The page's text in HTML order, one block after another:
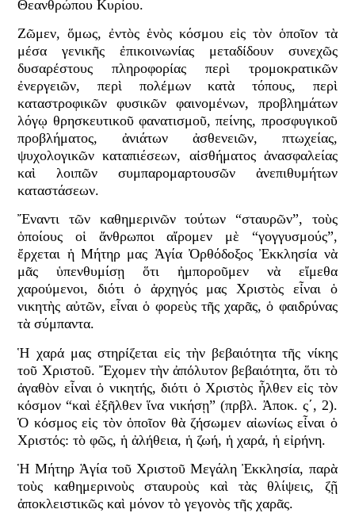
Θεανθρώπου Κυρίου.
Ζῶμεν, ὅμως, ἐντὸς ἑνὸς κόσμου εἰς τὸν ὁποῖον τὰ
μέσα γενικῆς ἐπικοινωνίας μεταδίδουν συνεχῶς
δυσαρέστους πληροφορίας περὶ τρομοκρατικῶν
ἐνεργειῶν, περὶ πολέμων κατὰ τόπους, περὶ
καταστροφικῶν φυσικῶν φαινομένων, προβλημάτων
λόγῳ θρησκευτικοῦ φανατισμοῦ, πείνης, προσφυγικοῦ
προβλήματος, ἀνιάτων ἀσθενειῶν, πτωχείας,
ψυχολογικῶν καταπιέσεων, αἰσθήματος ἀνασφαλείας
καὶ λοιπῶν συμπαρομαρτουσῶν ἀνεπιθυμήτων
καταστάσεων.
Ἔναντι τῶν καθημερινῶν τούτων “σταυρῶν”, τοὺς
ὁποίους οἱ ἄνθρωποι αἴρομεν μὲ “γογγυσμούς”,
ἔρχεται ἡ Μήτηρ μας Ἁγία Ὀρθόδοξος Ἐκκλησία νὰ
μᾶς ὑπενθυμίσῃ ὅτι ἠμποροῦμεν νὰ εἴμεθα
χαρούμενοι, διότι ὁ ἀρχηγός μας Χριστὸς εἶναι ὁ
νικητὴς αὐτῶν, εἶναι ὁ φορεὺς τῆς χαρᾶς, ὁ φαιδρύνας
τὰ σύμπαντα.
Ἡ χαρά μας στηρίζεται εἰς τὴν βεβαιότητα τῆς νίκης
τοῦ Χριστοῦ. Ἔχομεν τὴν ἀπόλυτον βεβαιότητα, ὅτι τὸ
ἀγαθὸν εἶναι ὁ νικητής, διότι ὁ Χριστὸς ἦλθεν εἰς τὸν
κόσμον “καὶ ἐξῆλθεν ἵνα νικήσῃ” (πρβλ. Ἀποκ. ς΄, 2).
Ὁ κόσμος εἰς τὸν ὁποῖον θὰ ζήσωμεν αἰωνίως εἶναι ὁ
Χριστός: τὸ φῶς, ἡ ἀλήθεια, ἡ ζωή, ἡ χαρά, ἡ εἰρήνη.
Ἡ Μήτηρ Ἁγία τοῦ Χριστοῦ Μεγάλη Ἐκκλησία, παρὰ
τοὺς καθημερινοὺς σταυροὺς καὶ τὰς θλίψεις, ζῇ
ἀποκλειστικῶς καὶ μόνον τὸ γεγονὸς τῆς χαρᾶς.